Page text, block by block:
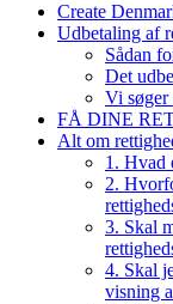
Create
Udbetaling af
Sådan
Det
Vi søger
FÅ DINE
Alt om
1. Hvad
2.
3. Skal
4. Skal
visning